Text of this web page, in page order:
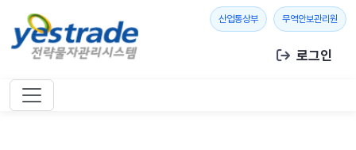
산업통상부새 창 열기무역안보관리원 새
로그인